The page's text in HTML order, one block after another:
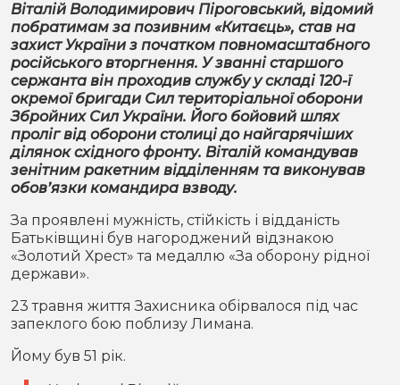
Віталій Володимирович Піроговський, відомий
побратимам за позивним «Китаєць», став на
захист України з початком повномасштабного
російського вторгнення. У званні старшого
сержанта він проходив службу у складі 120-ї
окремої бригади Сил територіальної оборони
Збройних Сил України. Його бойовий шлях
проліг від оборони столиці до найгарячіших
ділянок східного фронту. Віталій командував
зенітним ракетним відділенням та виконував
обов’язки командира взводу.
За проявлені мужність, стійкість і відданість
Батьківщині був нагороджений відзнакою
«Золотий Хрест» та медаллю «За оборону рідної
держави».
23 травня життя Захисника обірвалося під час
запеклого бою поблизу Лимана.
Йому був 51 рік.